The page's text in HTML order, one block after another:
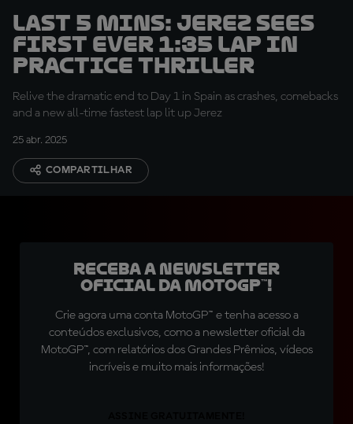
LAST 5 MINS: Jerez sees
first ever 1:35 lap in
Practice thriller
Relive the dramatic end to Day 1 in Spain as crashes, comebacks
and a new all-time fastest lap lit up Jerez
25 abr. 2025
COMPARTILHAR
Receba a newsletter
oficial da MotoGP™!
Crie agora uma conta MotoGP™ e tenha acesso a
conteúdos exclusivos, como a newsletter oficial da
MotoGP™, com relatórios dos Grandes Prêmios, vídeos
incríveis e muito mais informações!